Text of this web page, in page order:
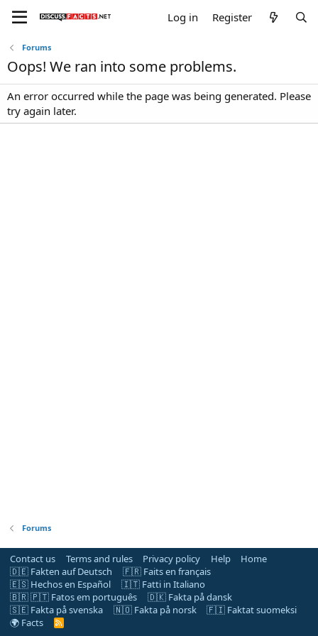
Log in Register
Forums
Oops! We ran into some problems.
An error occurred while the page was being generated. Please
try again later.
Forums
Contact us Terms and rules Privacy policy Help
Home
🇩🇪 Fakten auf Deutsch
🇫🇷 Faits en français
🇪🇸 Hechos en Español
🇮🇹 Fatti in Italiano
🇧🇷 🇵🇹 Fatos em português
🇩🇰 Fakta på dansk
🇸🇪 Fakta på svenska
🇳🇴 Fakta på norsk
🇫🇮 Faktat suomeksi
🌍 Facts
R